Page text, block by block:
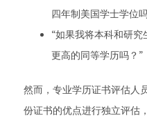
四年制美国学士学位
“如果我将本科和研
更高的同等学历吗？”
然而，专业学历证书评估人
份证书的优点进行独立评估